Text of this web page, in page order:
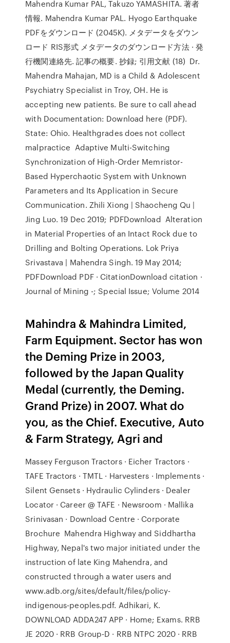
Mahendra Kumar PAL, Takuzo YAMASHITA. 著者
情報. Mahendra Kumar PAL. Hyogo Earthquake
PDFをダウンロード (2045K). メタデータをダウン
ロード RIS形式 メタデータのダウンロード方法 · 発
行機関連絡先. 記事の概要. 抄録; 引用文献 (18) Dr.
Mahendra Mahajan, MD is a Child & Adolescent
Psychiatry Specialist in Troy, OH. He is
accepting new patients. Be sure to call ahead
with Documentation: Download here (PDF).
State: Ohio. Healthgrades does not collect
malpractice Adaptive Multi-Switching
Synchronization of High-Order Memristor-
Based Hyperchaotic System with Unknown
Parameters and Its Application in Secure
Communication. Zhili Xiong | Shaocheng Qu |
Jing Luo. 19 Dec 2019; PDFDownload Alteration
in Material Properties of an Intact Rock due to
Drilling and Bolting Operations. Lok Priya
Srivastava | Mahendra Singh. 19 May 2014;
PDFDownload PDF · CitationDownload citation ·
Journal of Mining -; Special Issue; Volume 2014
Mahindra & Mahindra Limited,
Farm Equipment. Sector has won
the Deming Prize in 2003,
followed by the Japan Quality
Medal (currently, the Deming.
Grand Prize) in 2007. What do
you, as the Chief. Executive, Auto
& Farm Strategy, Agri and
Massey Ferguson Tractors · Eicher Tractors ·
TAFE Tractors · TMTL · Harvesters · Implements ·
Silent Gensets · Hydraulic Cylinders · Dealer
Locator · Career @ TAFE · Newsroom · Mallika
Srinivasan · Download Centre · Corporate
Brochure Mahendra Highway and Siddhartha
Highway, Nepal's two major initiated under the
instruction of late King Mahendra, and
constructed through a water users and
www.adb.org/sites/default/files/policy-
indigenous-peoples.pdf. Adhikari, K.
DOWNLOAD ADDA247 APP · Home; Exams. RRB
JE 2020 · RRB Group-D · RRB NTPC 2020 · RRB